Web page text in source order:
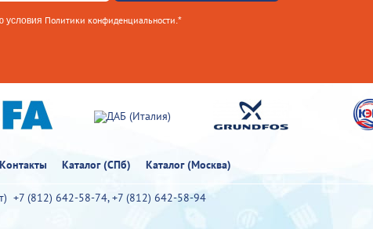
условия Политики конфиденциальности .*
Контакты Каталог (СПб) Каталог (Москва)
+7 (812) 642-58-74,+7 (812) 642-58-94